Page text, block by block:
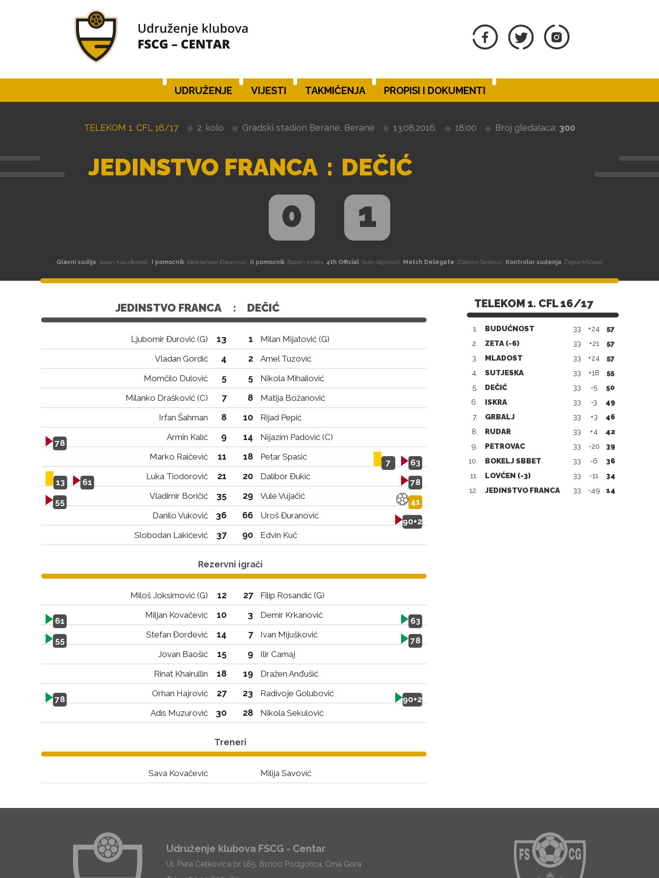
UDRUŽENJE VIJESTI TAKMIČENJA PROPISI I DOKUMENTI
TELEKOM 1. CFL 16/17 2. kolo Gradski stadion Berane, Berane 13.08.2016. 18:00 Broj gledalaca: 300
JEDINSTVO FRANCA : DEČIĆ
0 1
Glavni sudija: Jovan Kaluđerović, I pomoćnik: Aleksandar Đikanović, II pomoćnik: Boban Krstev, 4th Official: Vojin Vojinović, Match Delegate: Zdenko Šestović, Kontrolor suđenja: Željko Mićović
JEDINSTVO FRANCA : DEČIĆ
Ljubomir Đurović (G) 13 1
Milan Mijatović (G)
Vladan Gordić
4 2
Amel Tuzović
Momčilo Dulović
5 5
Nikola Mihailović
Milanko Drašković (C)
7 8
Matija Božanović
Irfan Šahman
8 10 Rijad Pepić
78
Armin Kalić 9 14
Nijazim Padović (C)
Marko Raičević
11 18 Petar Spasić
7
63
13
61
Luka Tiodorović 21 20 Dalibor Đukić
78
55
Vladimir Boričić 35 29 Vule Vujačić
41
Danilo Vuković
36 66 Uroš Đuranović
90+2
Slobodan Lakićević
37 90 Edvin Kuč
Rezervni igrači
Miloš Joksimović (G) 12 27 Filip Rosandić (G)
61
Miljan Kovačević 10 3 Demir Krkanović
63
55
Stefan Đorđević 14 7 Ivan Mijušković
78
Jovan Baošić
15 9
Ilir Camaj
Rinat Khairullin
18 19 Dražen Anđušić
78
Orhan Hajrović 27 23 Radivoje Golubović
90+2
Adis Muzurović
30 28 Nikola Sekulović
Treneri
Sava Kovačević Milija Savović
TELEKOM 1. CFL 16/17
1. BUDUĆNOST 33 +24
57
2.
ZETA (-6) 33 +21
57
3.
MLADOST 33 +24
57
4.
SUTJESKA 33 +18
55
5.
DEČIĆ 33 -5
50
6.
ISKRA 33 -3
49
7.
GRBALJ 33 +3
46
8.
RUDAR 33 +4
42
9.
PETROVAC 33 -20
39
10.
BOKELJ SBBET 33 -6
36
11.
LOVĆEN (-3) 33 -11
34
12.
JEDINSTVO FRANCA 33 -49 14
Udruženje klubova FSCG - Centar
Ul. Pera Ćetkovića br. 185, 81000 Podgorica, Crna Gora